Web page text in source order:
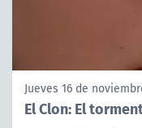
Jueves 16 de
El Clon: El